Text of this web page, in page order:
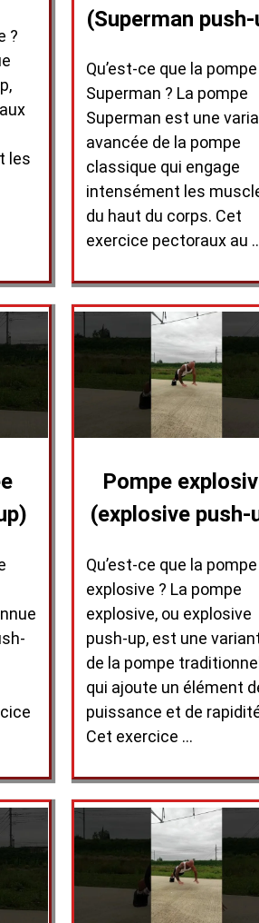
?
les
(Superman
Qu’est-ce que la pompe
Superman ? La pompe
Superman est une
avancée de la pompe
classique qui engage
intensément les
du haut du corps. Cet
exercice pectoraux au
Pompe
(explosive push-
Qu’est-ce que la pompe
explosive ? La pompe
explosive, ou explosive
push-up, est une
de la pompe
qui ajoute un élément
puissance et de
Cet exercice …